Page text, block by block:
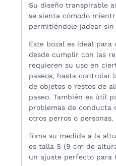
Su diseño transpirable
se sienta cómodo
permitiéndole jadear sin
Este bozal es ideal para
desde cumplir con las
requieren su uso en
paseos, hasta controlar
de objetos o restos de
paseo. También es útil
problemas de conducta
otros perros o personas.
Toma su medida a la
es talla S (9 cm de
un ajuste perfecto para